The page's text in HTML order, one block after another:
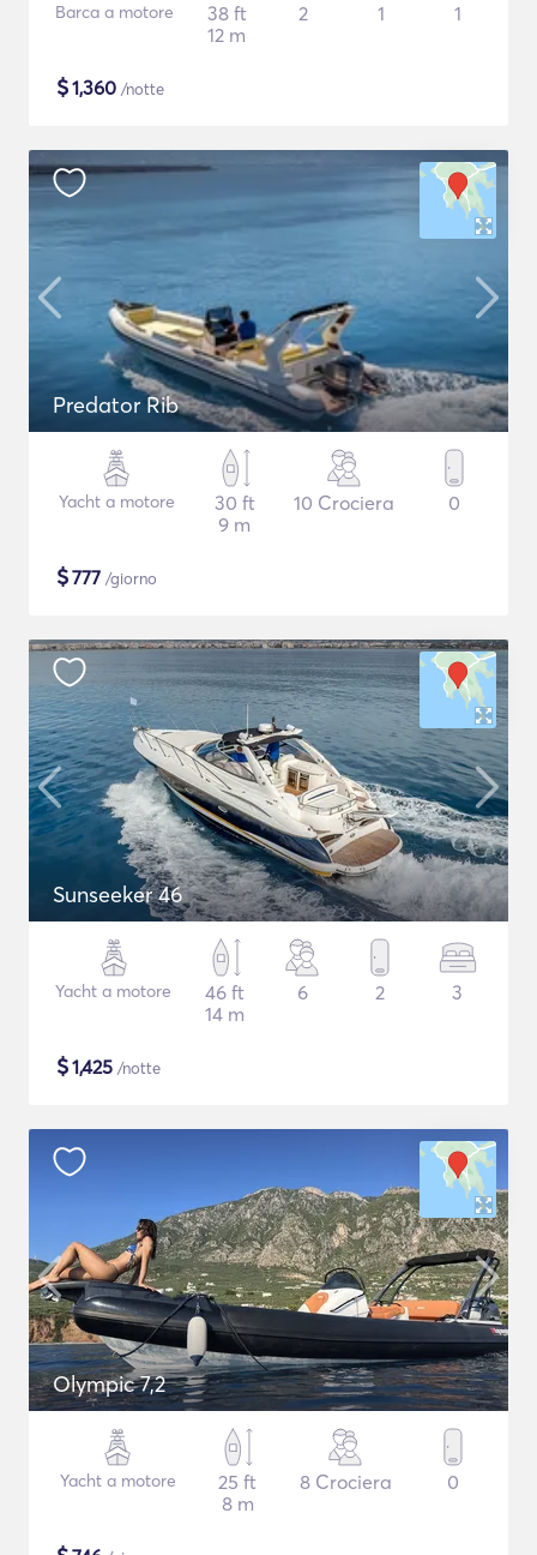
Barca a motore
38 ft
12 m
2 1 1
$1,360 /notte
Predator Rib
Yacht a motore
30 ft
9 m
10 Crociera 0
$777 /giorno
Sunseeker 46
Yacht a motore
46 ft
14 m
6 2 3
$1,425 /notte
Olympic 7,2
Yacht a motore
25 ft
8 m
8 Crociera 0